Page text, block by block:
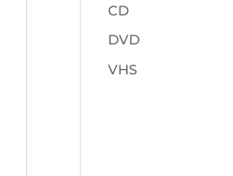
CD
DVD
VHS